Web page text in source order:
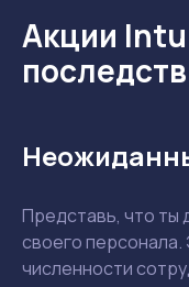
Акции
Представь, что ты
своего
численности